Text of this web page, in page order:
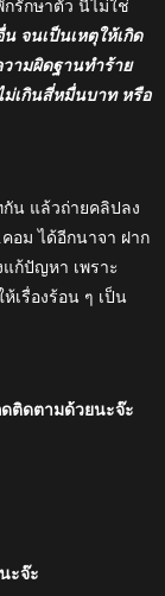
รักษาตัว นี้ไม่ใช่
น จนเป็นเหตุให้เกิด
ามผิดฐานทําร้าย
ม่เกินสี่หมื่นบาท หรือ
น แล้วถ่ายคลิปลง
อม ได้อีกนาจา ฝาก
แก้ปัญหา เพราะ
เรื่องร้อน ๆ เป็น
ติดตามด้วยนะจ๊ะ
ะจ๊ะ